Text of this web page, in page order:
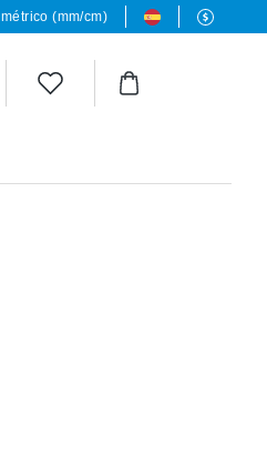
métrico (mm/cm)